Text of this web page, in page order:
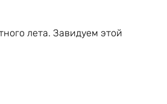
лета. Завидуем этой